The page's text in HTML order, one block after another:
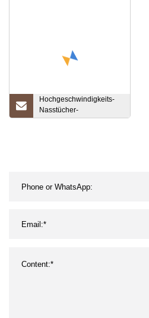
Hochgeschwindigkeits-
Nasstücher-
Verpackungsmaschine